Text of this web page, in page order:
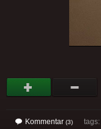
Kommentar (3) tags: